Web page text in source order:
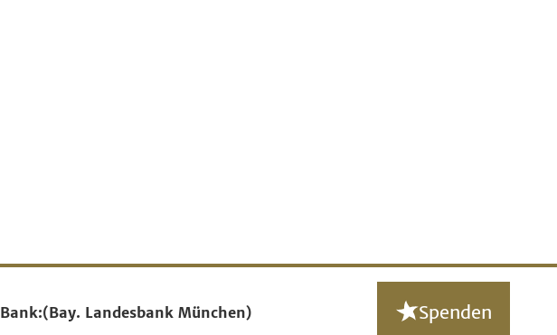
Bank:(Bay. Landesbank München) Spenden